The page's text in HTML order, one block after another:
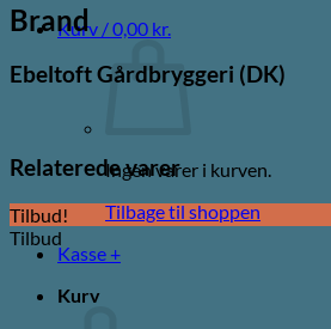
Kurv /0,00 kr.
Ingen varer i kurven.
Tilbage til shoppen
Kasse +
Kurv
Brand
Ebeltoft Gårdbryggeri (DK)
Relaterede varer
Tilbud!
Tilbud